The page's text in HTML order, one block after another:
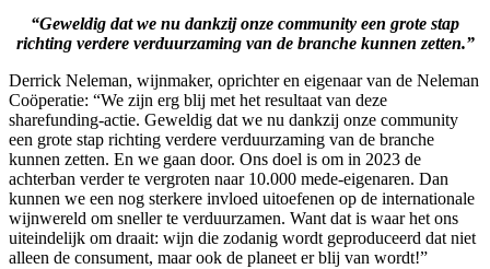
“Geweldig dat we nu dankzij onze community een grote stap
richting verdere verduurzaming van de branche kunnen zetten.”
Derrick Neleman, wijnmaker, oprichter en eigenaar van de Neleman
Coöperatie: “We zijn erg blij met het resultaat van deze
sharefunding-actie. Geweldig dat we nu dankzij onze community
een grote stap richting verdere verduurzaming van de branche
kunnen zetten. En we gaan door. Ons doel is om in 2023 de
achterban verder te vergroten naar 10.000 mede-eigenaren. Dan
kunnen we een nog sterkere invloed uitoefenen op de internationale
wijnwereld om sneller te verduurzamen. Want dat is waar het ons
uiteindelijk om draait: wijn die zodanig wordt geproduceerd dat niet
alleen de consument, maar ook de planeet er blij van wordt!”